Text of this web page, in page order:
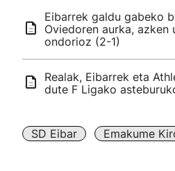
Eibarrek galdu gabeko
Oviedoren aurka, azken
ondorioz (2-1)
Realak, Eibarrek eta
dute F Ligako
SD Eibar Emakume